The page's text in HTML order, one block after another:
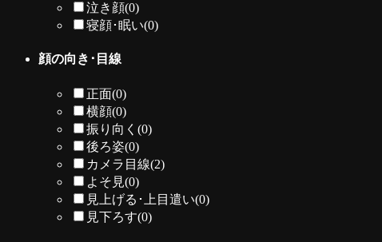
泣き顔(0)
寝顔･眠い(0)
顔の向き･目線
正面(0)
横顔(0)
振り向く (0)
後ろ姿(0)
カメラ目線(2)
よそ見(0)
見上げる･上目遣い(0)
見下ろす(0)